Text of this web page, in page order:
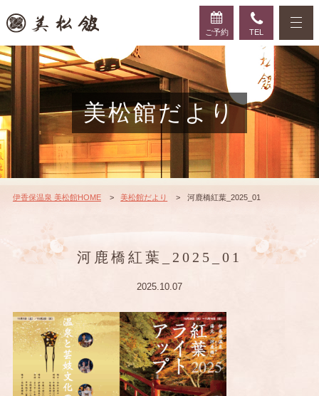
ご予約 TEL
美松館だより
伊香保温泉 美松館HOME 美松館だより 河鹿橋紅葉_2025_01
河鹿橋紅葉_2025_01
2025.10.07